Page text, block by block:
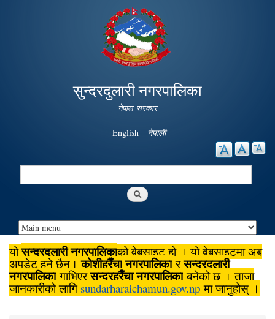
main
content
सुन्दरदुलारी नगरपालिका
नेपाल सरकार
English नेपाली
Search
योसुन्दरदुलारी नगरपालिकाको वेबसाइट हो । यो वेबसाइटमा अब
अपडेट हुने छैन।कोशीहरैँचानगरपालिका रसुन्दरदुलारी
नगरपालिका गाभिएरसुन्दरहरैँचानगरपालिका बनेको छ । ताजा
जानकारीको लागि sundarharaichamun.gov.np मा जानुहोस् ।